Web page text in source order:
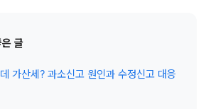
글
가산세? 과소신고 원인과 수정신고 대응